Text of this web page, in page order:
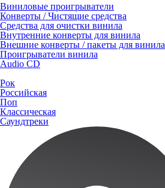
Виниловые проигрыватели
Конверты / Чистящие средства
Средства для очистки винила
Внутренние конверты для винила
Внешние конверты / пакеты для винила
Проигрыватели винила
Audio CD
Рок
Российская
Поп
Классическая
Саундтреки